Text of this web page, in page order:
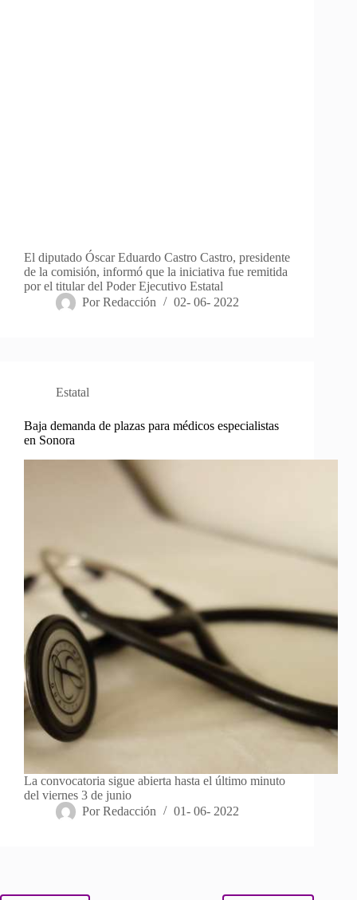
El diputado Óscar Eduardo Castro Castro, presidente
de la comisión, informó que la iniciativa fue remitida
por el titular del Poder Ejecutivo Estatal
Por Redacción 02- 06- 2022
Estatal
Baja demanda de plazas para médicos especialistas
en Sonora
La convocatoria sigue abierta hasta el último minuto
del viernes 3 de junio
Por Redacción 01- 06- 2022